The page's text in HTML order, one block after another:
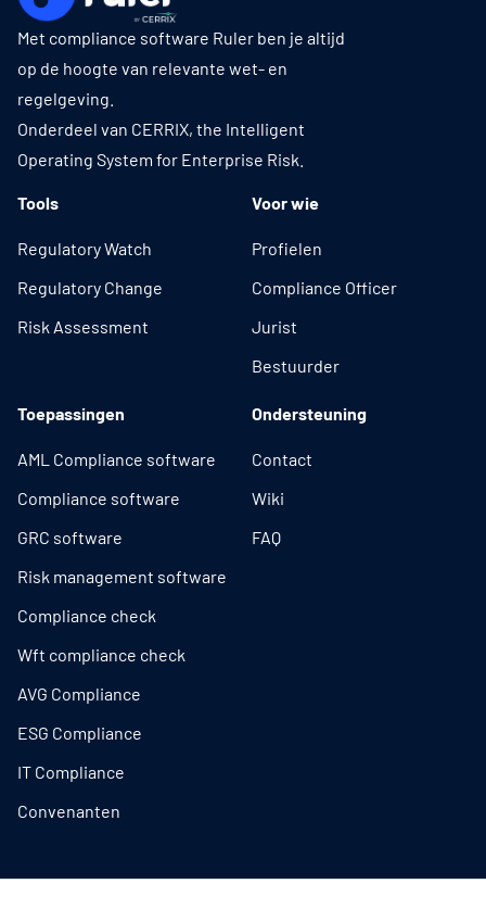
Met compliance software Ruler ben je altijd
op de hoogte van relevante wet- en
regelgeving.
Onderdeel van CERRIX, the Intelligent
Operating System for Enterprise Risk.
Tools
Regulatory Watch
Regulatory Change
Risk Assessment
Voor wie
Profielen
Compliance Officer
Jurist
Bestuurder
Toepassingen
AML Compliance software
Compliance software
GRC software
Risk management software
Compliance check
Wft compliance check
AVG Compliance
ESG Compliance
IT Compliance
Convenanten
Ondersteuning
Contact
Wiki
FAQ